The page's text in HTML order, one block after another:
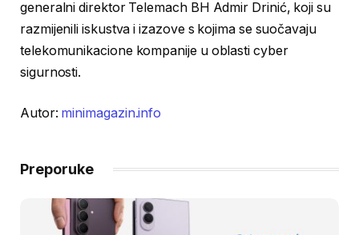
generalni direktor Telemach BH Admir Drinić, koji su
razmijenili iskustva i izazove s kojima se suočavaju
telekomunikacione kompanije u oblasti cyber
sigurnosti.
Autor: minimagazin.info
Preporuke